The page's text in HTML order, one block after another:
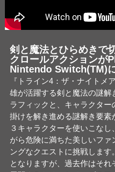
剣と魔法とひらめきで
クロールアクションが
Nintendo Switch(TM)
『トライン4：ザ・ナイトメ
雄が活躍する剣と魔法の謎
ラフィックと、キャラクタ
掛けを解き進める謎解き要素
３キャラクターを使いこな
がら危険に満ちた美しいファ
ングなクエストに挑戦します
となりますが、過去作はそ